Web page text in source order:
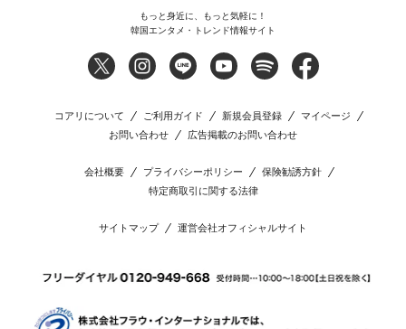
もっと身近に、もっと気軽に！
韓国エンタメ・トレンド情報サイト
コアリについて ご利用ガイド 新規会員登録
マイページ
お問い合わせ
広告掲載のお問い合わせ
会社概要 プライバシーポリシー
保険勧誘方針
特定商取引に関する法律
サイトマップ 運営会社オフィシャルサイト